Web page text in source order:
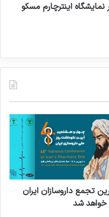
نمایشگاه اینترچارم مسکو
تجمع داروسازان ایران
خواهد شد